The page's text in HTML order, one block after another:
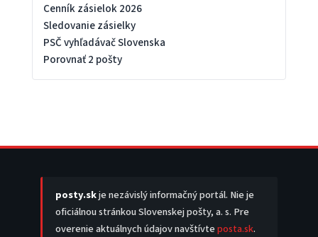
Cenník zásielok 2026
Sledovanie zásielky
PSČ vyhľadávač Slovenska
Porovnať 2 pošty
posty.skje nezávislý informačný portál. Nie je
oficiálnou stránkou Slovenskej pošty, a. s. Pre
overenie aktuálnych údajov navštívteposta.sk.